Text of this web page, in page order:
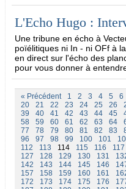
L'Echo Hugo :
Une tribune en écho à
poïélitiques ni In - ni OFf à
en direct sur l'écho des
pour vous donner à
« Précédent 1 2 3 4 5
6
20
21 22 23 24 25 26
39
40 41 42 43 44 45
58
59 60 61 62 63 64
77
78 79 80 81 82 83
96
97 98 99 100 101
112
113 114 115 116
117
127
128 129 130 131
142
143 144 145 146
157
158 159 160 161
172
173 174 175 176